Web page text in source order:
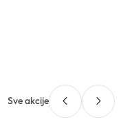
Sve akcije